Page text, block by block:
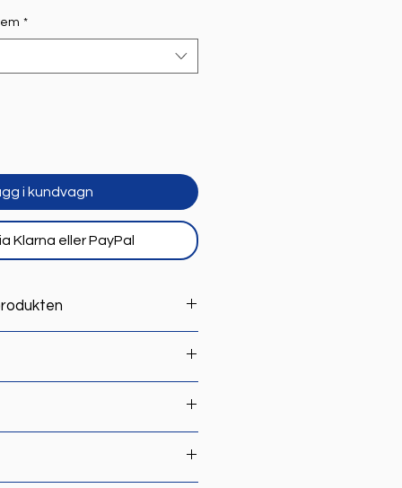
*
i kundvagn
Klarna eller PayPal